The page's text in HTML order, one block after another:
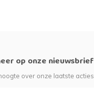
op onze nieuwsbrief
over onze laatste acties